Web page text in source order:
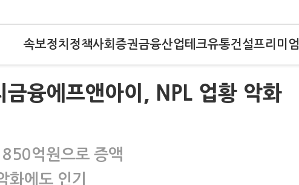
속보정치 정책사회 증권금융산업테크유통건설프리미엄
금융에프앤아이, NPL 업황 악화
억원으로 증액
화에도 인기